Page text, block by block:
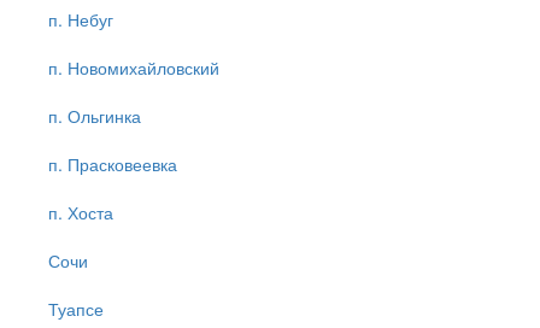
п. Небуг
п. Новомихайловский
п. Ольгинка
п. Прасковеевка
п. Хоста
Сочи
Туапсе